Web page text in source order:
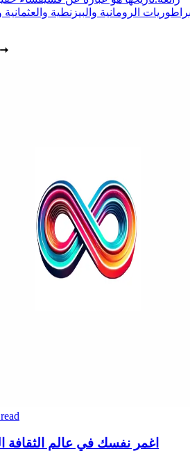
الرومانية والبيزنطية
اغمر نفسك في عالم الثقافة